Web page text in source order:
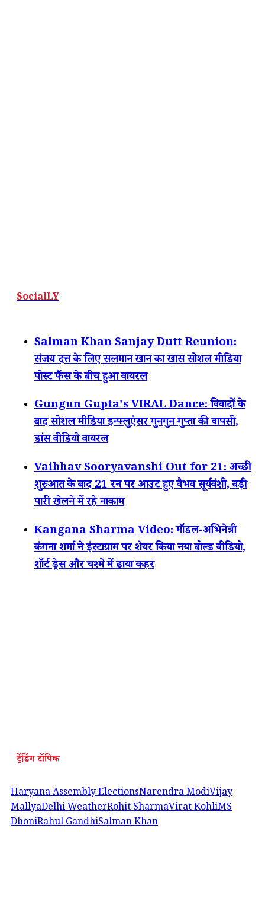
SocialLY
Salman Khan Sanjay Dutt Reunion:
संजय दत्त के लिए सलमान खान का खास सोशल मीडिया
पोस्ट फैंस के बीच हुआ वायरल
Gungun Gupta's VIRAL Dance: विवादों के
बाद सोशल मीडिया इन्फ्लुएंसर गुनगुन गुप्ता की वापसी,
डांस वीडियो वायरल
Vaibhav Sooryavanshi Out for 21: अच्छी
शुरुआत के बाद 21 रन पर आउट हुए वैभव सूर्यवंशी, बड़ी
पारी खेलने में रहे नाकाम
Kangana Sharma Video: मॉडल-अभिनेत्री
कंगना शर्मा ने इंस्टाग्राम पर शेयर किया नया बोल्ड वीडियो,
शॉर्ट ड्रेस और चश्मे में ढाया कहर
ट्रेंडिंग टॉपिक
Haryana Assembly ElectionsNarendra ModiVijay
MallyaDelhi WeatherRohit SharmaVirat KohliMS
DhoniRahul GandhiSalman Khan